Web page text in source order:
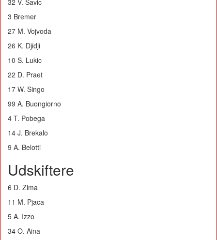
32 V. Savic
3 Bremer
27 M. Vojvoda
26 K. Djidji
10 S. Lukic
22 D. Praet
17 W. Singo
99 A. Buongiorno
4 T. Pobega
14 J. Brekalo
9 A. Belotti
Udskiftere
6 D. Zima
11 M. Pjaca
5 A. Izzo
34 O. Aina